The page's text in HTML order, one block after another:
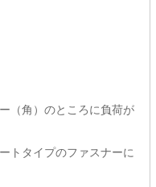
（角）のところに負荷が
トタイプのファスナーに